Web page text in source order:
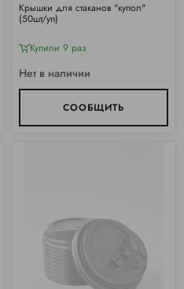
Крышки для стаканов "купол"
(50шт/уп)
Купили 9 раз
Нет в наличии
СООБЩИТЬ